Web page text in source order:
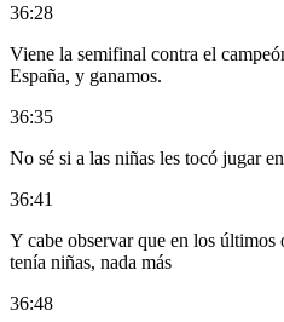
36:28
Viene la semifinal contra el
España, y ganamos.
36:35
No sé si a las niñas les tocó jugar
36:41
Y cabe observar que en los
tenía niñas, nada más
36:48